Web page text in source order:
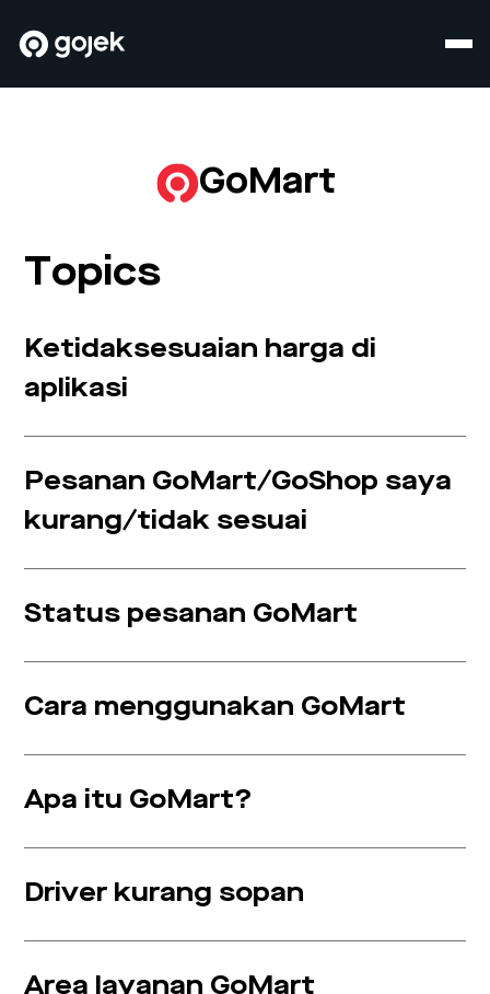
GoMart
Topics
Ketidaksesuaian harga di
aplikasi
Pesanan GoMart/GoShop saya
kurang/tidak sesuai
Status pesanan GoMart
Cara menggunakan GoMart
Apa itu GoMart?
Driver kurang sopan
Area layanan GoMart